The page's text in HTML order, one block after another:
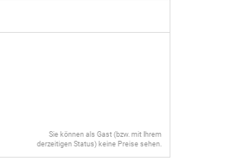
Sie können als Gast (bzw. mit Ihrem
derzeitigen Status) keine Preise sehen.